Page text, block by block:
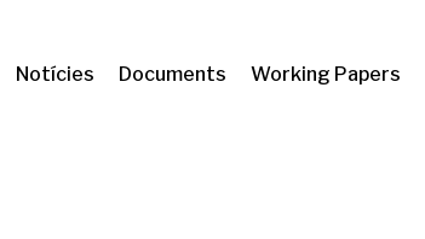
Notícies Documents Working Papers